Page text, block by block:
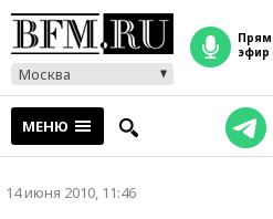
Москва
прямой
эфир
МЕНЮ
14 июня 2010, 11:46